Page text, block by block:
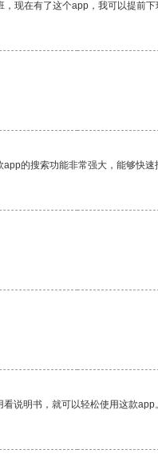
现在有了这个app，我可以提前下
的搜索功能非常强大，能够快速
说明书，就可以轻松使用这款app。